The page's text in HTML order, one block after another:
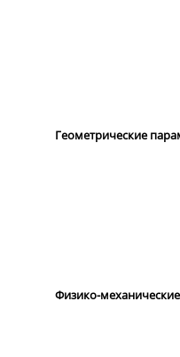
Геометрические
Физико-